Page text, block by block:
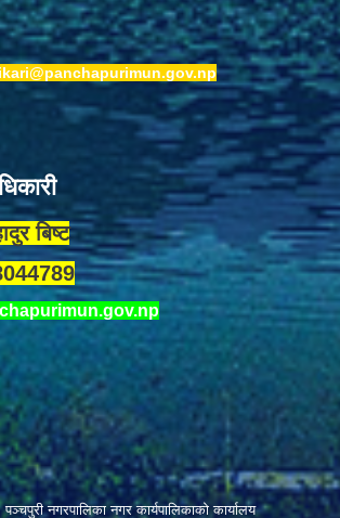
बिष्ट
नगरपालिका नगर कार्यपालिकाको कार्यालय